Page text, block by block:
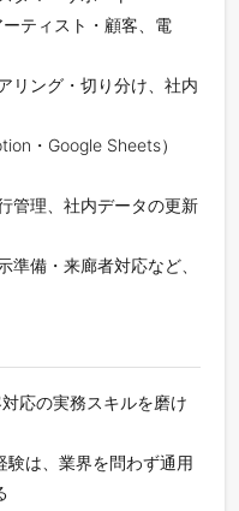
ティスト・顧客、電
リング・切り分け、社内
・Google Sheets）
管理、社内データの更新
備・来廊者対応など、
応の実務スキルを磨け
験は、業界を問わず通用